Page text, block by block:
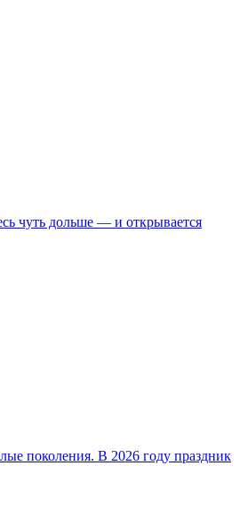
чуть дольше — и открывается
поколения. В 2026 году праздник